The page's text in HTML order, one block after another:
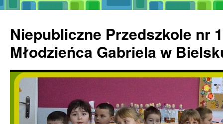
treści
Niepubliczne Przedszkole nr
Młodzieńca Gabriela w